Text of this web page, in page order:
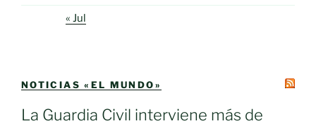
« Jul
NOTICIAS «EL MUNDO»
La Guardia Civil interviene más de